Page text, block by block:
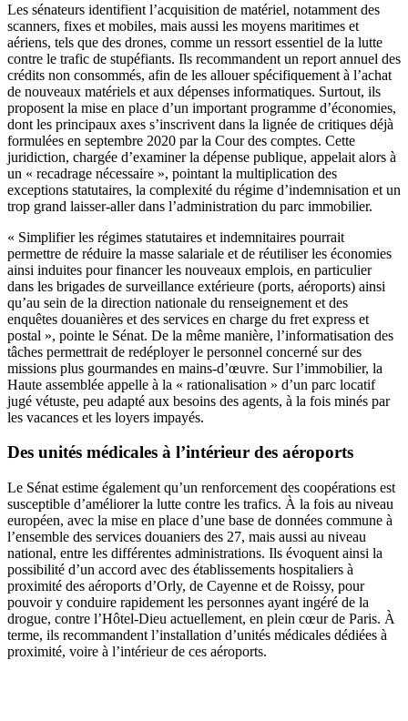
Les sénateurs identifient l’acquisition de matériel, notamment des
scanners, fixes et mobiles, mais aussi les moyens maritimes et
aériens, tels que des drones, comme un ressort essentiel de la lutte
contre le trafic de stupéfiants. Ils recommandent un report annuel des
crédits non consommés, afin de les allouer spécifiquement à l’achat
de nouveaux matériels et aux dépenses informatiques. Surtout, ils
proposent la mise en place d’un important programme d’économies,
dont les principaux axes s’inscrivent dans la lignée de critiques déjà
formulées en septembre 2020 par la Cour des comptes. Cette
juridiction, chargée d’examiner la dépense publique, appelait alors à
un « recadrage nécessaire », pointant la multiplication des
exceptions statutaires, la complexité du régime d’indemnisation et un
trop grand laisser-aller dans l’administration du parc immobilier.
« Simplifier les régimes statutaires et indemnitaires pourrait
permettre de réduire la masse salariale et de réutiliser les économies
ainsi induites pour financer les nouveaux emplois, en particulier
dans les brigades de surveillance extérieure (ports, aéroports) ainsi
qu’au sein de la direction nationale du renseignement et des
enquêtes douanières et des services en charge du fret express et
postal », pointe le Sénat. De la même manière, l’informatisation des
tâches permettrait de redéployer le personnel concerné sur des
missions plus gourmandes en mains-d’œuvre. Sur l’immobilier, la
Haute assemblée appelle à la « rationalisation » d’un parc locatif
jugé vétuste, peu adapté aux besoins des agents, à la fois minés par
les vacances et les loyers impayés.
Des unités médicales à l’intérieur des aéroports
Le Sénat estime également qu’un renforcement des coopérations est
susceptible d’améliorer la lutte contre les trafics. À la fois au niveau
européen, avec la mise en place d’une base de données commune à
l’ensemble des services douaniers des 27, mais aussi au niveau
national, entre les différentes administrations. Ils évoquent ainsi la
possibilité d’un accord avec des établissements hospitaliers à
proximité des aéroports d’Orly, de Cayenne et de Roissy, pour
pouvoir y conduire rapidement les personnes ayant ingéré de la
drogue, contre l’Hôtel-Dieu actuellement, en plein cœur de Paris. À
terme, ils recommandent l’installation d’unités médicales dédiées à
proximité, voire à l’intérieur de ces aéroports.